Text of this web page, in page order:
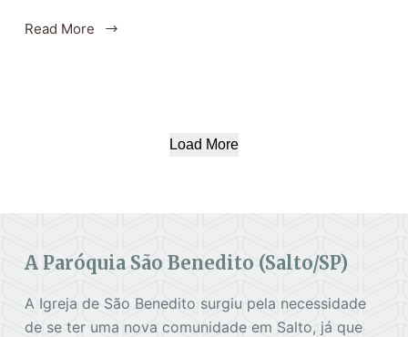
Read More
Load More
A Paróquia São Benedito (Salto/SP)
A Igreja de São Benedito surgiu pela necessidade
de se ter uma nova comunidade em Salto, já que